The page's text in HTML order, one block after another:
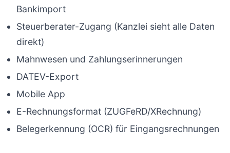
Bankimport
Steuerberater-Zugang (Kanzlei sieht alle Daten
direkt)
Mahnwesen und Zahlungserinnerungen
DATEV-Export
Mobile App
E-Rechnungsformat (ZUGFeRD/XRechnung)
Belegerkennung (OCR) für Eingangsrechnungen